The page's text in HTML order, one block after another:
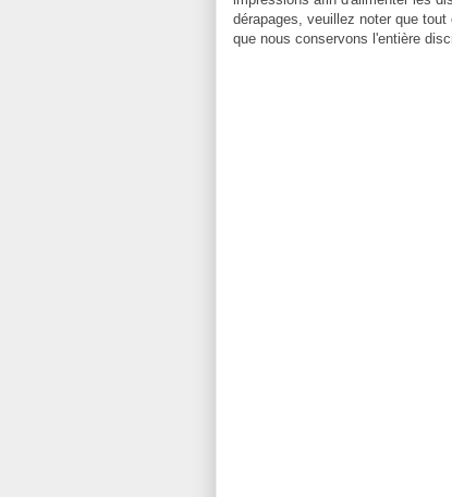
dérapages, veuillez noter que
que nous conservons l'entière